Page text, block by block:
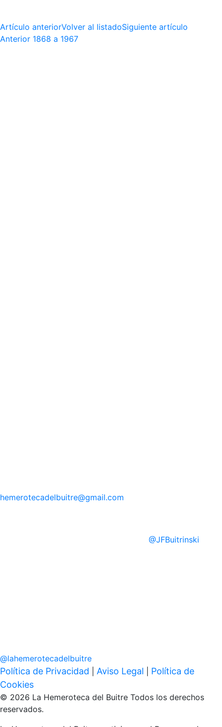
Artículo anteriorVolver al listadoSiguiente artículo
Anterior 1868 a 1967
hemerotecadelbuitre@gmail.com
@JFBuitrinski
@lahemerotecadelbuitre
Política de Privacidad Aviso Legal
Política de
Cookies
© 2026 La Hemeroteca del Buitre Todos los derechos
reservados.